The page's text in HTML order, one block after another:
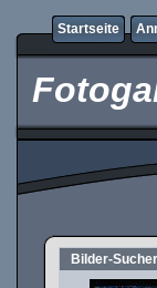
Startseite
Bilder-